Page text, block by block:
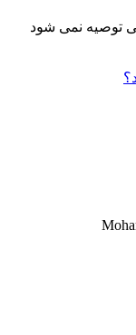
توصیه نمی شود